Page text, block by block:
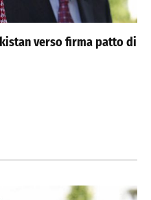
verso firma patto di